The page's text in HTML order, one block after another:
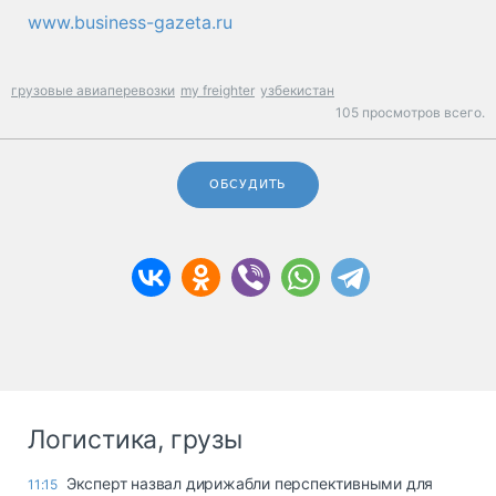
www.business-gazeta.ru
грузовые авиаперевозки my freighter узбекистан
105 просмотров всего.
ОБСУДИТЬ
Логистика, грузы
11:15 Эксперт назвал дирижабли перспективными для